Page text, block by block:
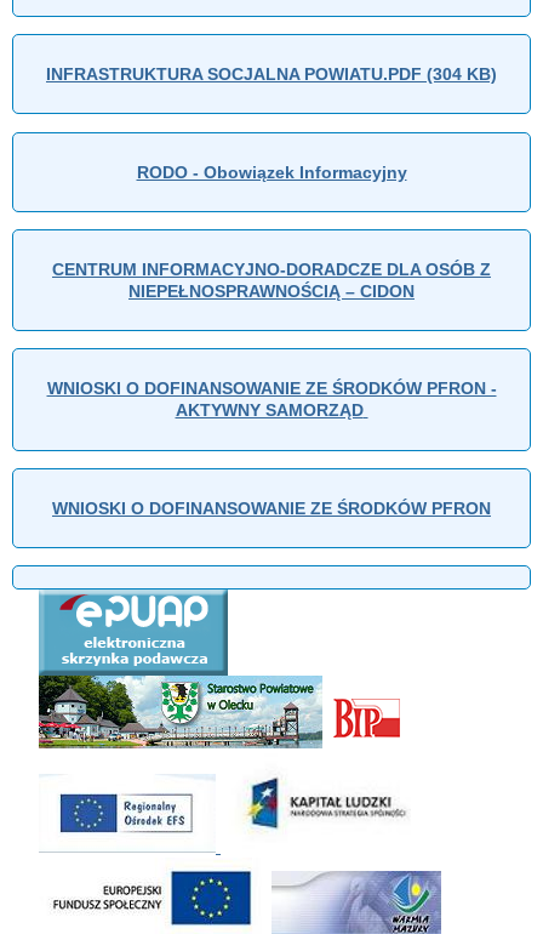
INFRASTRUKTURA SOCJALNA POWIATU.PDF (304 KB)
RODO - Obowiązek Informacyjny
CENTRUM INFORMACYJNO-DORADCZE DLA OSÓB Z
NIEPEŁNOSPRAWNOŚCIĄ – CIDON
WNIOSKI O DOFINANSOWANIE ZE ŚRODKÓW PFRON -
AKTYWNY SAMORZĄD
WNIOSKI O DOFINANSOWANIE ZE ŚRODKÓW PFRON